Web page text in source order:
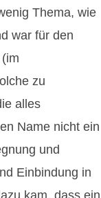
Thema, wie
war für den
zu
alles
Name nicht ein
und
Einbindung in